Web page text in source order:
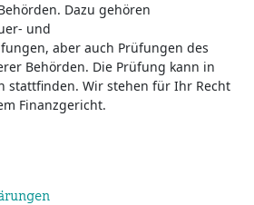
Dazu gehören
und
aber auch Prüfungen des
Behörden. Die Prüfung kann in
stattfinden. Wir stehen für Ihr Recht
Finanzgericht.